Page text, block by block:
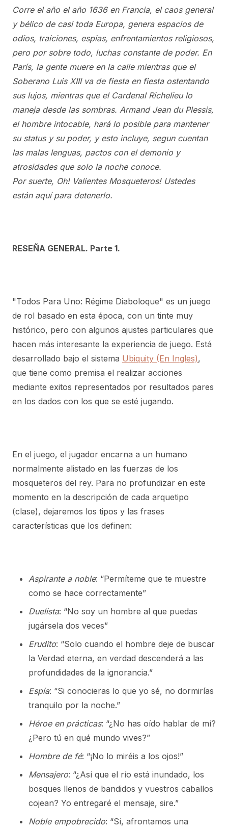
Corre el año el año 1636 en Francia, el caos general
y bélico de casi toda Europa, genera espacios de
odios, traiciones, espias, enfrentamientos religiosos,
pero por sobre todo, luchas constante de poder. En
París, la gente muere en la calle mientras que el
Soberano Luis XIII va de fiesta en fiesta ostentando
sus lujos, mientras que el Cardenal Richelieu lo
maneja desde las sombras. Armand Jean du Plessis,
el hombre intocable, hará lo posible para mantener
su status y su poder, y esto incluye, segun cuentan
las malas lenguas, pactos con el demonio y
atrosidades que solo la noche conoce.
Por suerte, Oh! Valientes Mosqueteros! Ustedes
están aquí para detenerlo.
RESEÑA GENERAL. Parte 1.
"Todos Para Uno: Régime Diaboloque" es un juego
de rol basado en esta época, con un tinte muy
histórico, pero con algunos ajustes particulares que
hacen más interesante la experiencia de juego. Está
desarrollado bajo el sistema Ubiquity (En Ingles),
que tiene como premisa el realizar acciones
mediante exitos representados por resultados pares
en los dados con los que se esté jugando.
En el juego, el jugador encarna a un humano
normalmente alistado en las fuerzas de los
mosqueteros del rey. Para no profundizar en este
momento en la descripción de cada arquetipo
(clase), dejaremos los tipos y las frases
características que los definen:
Aspirante a noble: “Permíteme que te muestre
como se hace correctamente”
Duelista: “No soy un hombre al que puedas
jugársela dos veces”
Erudito: “Solo cuando el hombre deje de buscar
la Verdad eterna, en verdad descenderá a las
profundidades de la ignorancia.”
Espía: “Si conocieras lo que yo sé, no dormirías
tranquilo por la noche.”
Héroe en prácticas: “¿No has oído hablar de mí?
¿Pero tú en qué mundo vives?”
Hombre de fé: “¡No lo miréis a los ojos!”
Mensajero: “¿Así que el río está inundado, los
bosques llenos de bandidos y vuestros caballos
cojean? Yo entregaré el mensaje, sire.”
Noble empobrecido: “Sí, afrontamos una